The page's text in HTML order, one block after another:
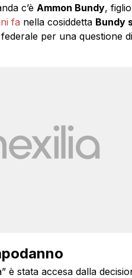
c’è Ammon Bundy,
fa nella cosiddetta Bundy
per una questione
è stata accesa dalla